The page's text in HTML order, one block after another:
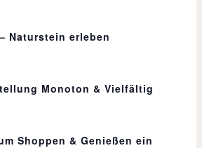
Naturstein erleben
Monoton & Vielfältig
Shoppen & Genießen ein